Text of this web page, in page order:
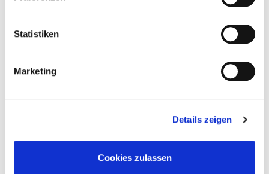
Statistiken
Marketing
Details zeigen
Cookies zulassen
und Begegnung im Herzen von Bad Endorf. Es dient als wichtige